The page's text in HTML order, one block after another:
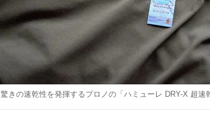
驚きの速乾性を発揮するプロノの「ハミューレ DRY-X 超速